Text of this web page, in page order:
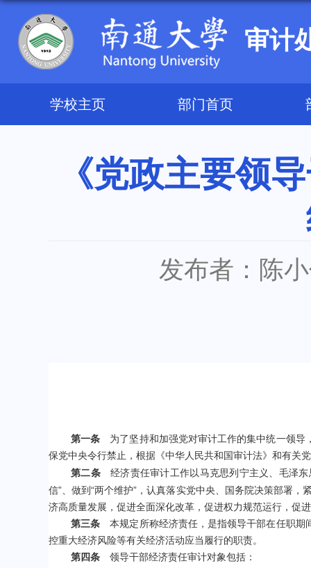
审计
学校主页 部门首页
《党政主要领
发布者：陈
第一条 为了坚持和加强党对审计工作的集中统一领导
保党中央令行禁止，根据《中华人民共和国审计法》和有关
第二条经济责任审计工作以马克思列宁主义、毛泽东
信”、做到“两个维护” ，认真落实党中央、国务院决策部署，
济高质量发展，促进全面深化改革，促进权力规范运行，促
第三条 本规定所称经济责任，是指领导干部在任职期
控重大经济风险等有关经济活动应当履行的职责。
第四条 领导干部经济责任审计对象包括：